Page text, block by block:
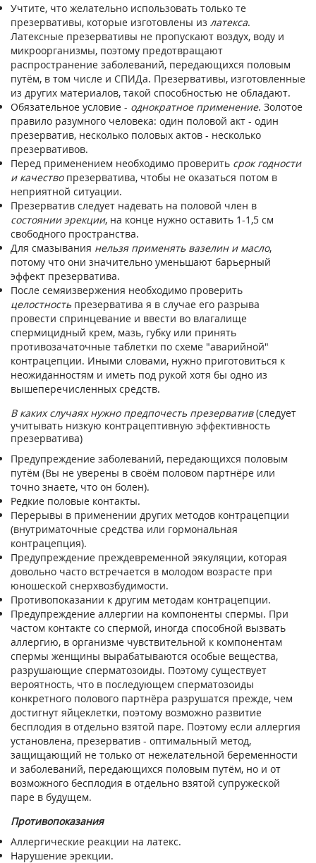
Учтите, что желательно использовать только те
презервативы, которые изготовлены из латекса.
Латексные презервативы не пропускают воздух, воду и
микроорганизмы, поэтому предотвращают
распространение заболеваний, передающихся половым
путём, в том числе и СПИДа. Презервативы, изготовленные
из других материалов, такой способностью не обладают.
Обязательное условие - однократное применение. Золотое
правило разумного человека: один половой акт - один
презерватив, несколько половых актов - несколько
презервативов.
Перед применением необходимо проверить срок годности
и качествопрезерватива, чтобы не оказаться потом в
неприятной ситуации.
Презерватив следует надевать на половой член в
состоянии эрекции, на конце нужно оставить 1-1,5 см
свободного пространства.
Для смазывания нельзя применять вазелин и масло,
потому что они значительно уменьшают барьерный
эффект презерватива.
После семяизвержения необходимо проверить
целостность презерватива я в случае его разрыва
провести спринцевание и ввести во влагалище
спермицидный крем, мазь, губку или принять
противозачаточные таблетки по схеме "аварийной"
контрацепции. Иными словами, нужно приготовиться к
неожиданностям и иметь под рукой хотя бы одно из
вышеперечисленных средств.
В каких случаях нужно предпочесть презерватив(следует
учитывать низкую контрацептивную эффективность
презерватива)
Предупреждение заболеваний, передающихся половым
путём (Вы не уверены в своём половом партнёре или
точно знаете, что он болен).
Редкие половые контакты.
Перерывы в применении других методов контрацепции
(внутриматочные средства или гормональная
контрацепция).
Предупреждение преждевременной эякуляции, которая
довольно часто встречается в молодом возрасте при
юношеской снерхвозбудимости.
Противопоказании к другим методам контрацепции.
Предупреждение аллергии на компоненты спермы. При
частом контакте со спермой, иногда способной вызвать
аллергию, в организме чувствительной к компонентам
спермы женщины вырабатываются особые вещества,
разрушающие сперматозоиды. Поэтому существует
вероятность, что в последующем сперматозоиды
конкретного полового партнёра разрушатся прежде, чем
достигнут яйцеклетки, поэтому возможно развитие
бесплодия в отдельно взятой паре. Поэтому если аллергия
установлена, презерватив - оптимальный метод,
защищающий не только от нежелательной беременности
и заболеваний, передающихся половым путём, но и от
возможного бесплодия в отдельно взятой супружеской
паре в будущем.
Противопоказания
Аллергические реакции на латекс.
Нарушение эрекции.